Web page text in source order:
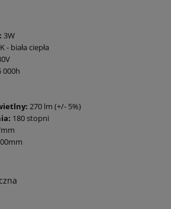
3W
- biała ciepła
000h
270 lm (+/- 5%)
180 stopni